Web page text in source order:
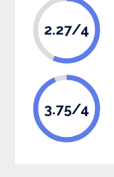
2.27/4
3.75/4